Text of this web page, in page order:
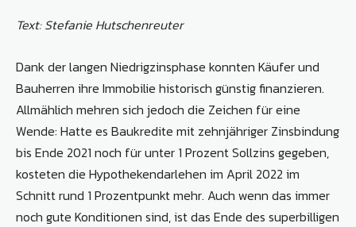
Text: Stefanie Hutschenreuter
Dank der langen Niedrigzinsphase konnten Käufer und
Bauherren ihre Immobilie historisch günstig finanzieren.
Allmählich mehren sich jedoch die Zeichen für eine
Wende: Hatte es Baukredite mit zehnjähriger Zinsbindung
bis Ende 2021 noch für unter 1 Prozent Sollzins gegeben,
kosteten die Hypothekendarlehen im April 2022 im
Schnitt rund 1 Prozentpunkt mehr. Auch wenn das immer
noch gute Konditionen sind, ist das Ende des superbilligen